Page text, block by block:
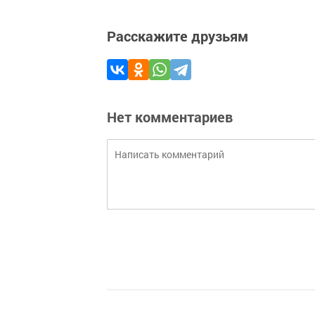
Расскажите друзьям
Нет комментариев